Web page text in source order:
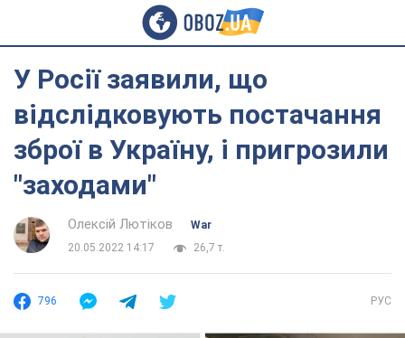
У Росії заявили, що
відслідковують постачання
зброї в Україну, і пригрозили
"заходами"
Олексій Лютіков
War
20.05.2022 14:17
26,7 т.
796 РУС